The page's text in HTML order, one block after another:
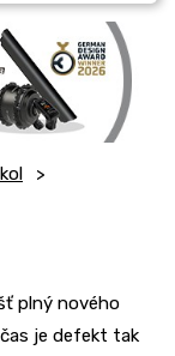
plný nového
je defekt tak